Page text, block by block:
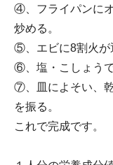
④、フライパンに
炒める。
⑤、エビに8割火が
⑥、塩・こしょう
⑦、皿によそい、
を振る。
これで完成です。